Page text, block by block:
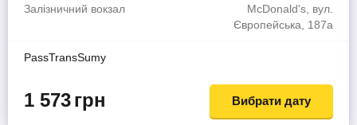
Залізничний вокзал
McDonald's, вул.
Європейська, 187а
PassTransSumy
1 573грн Вибрати дату